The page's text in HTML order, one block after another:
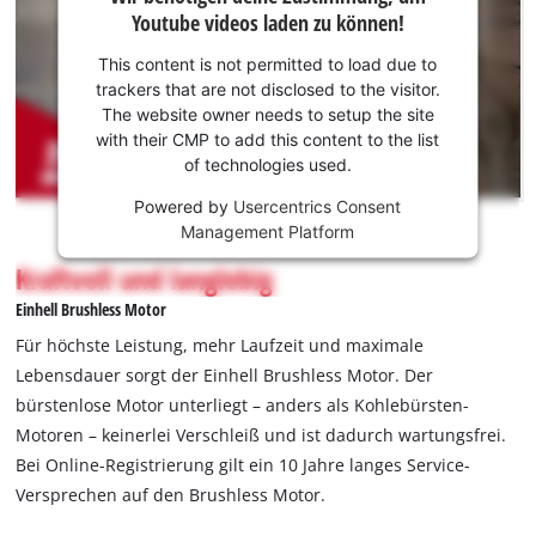
Zustimmung,
um Youtube
laden zu
können!
This
content
permitted
to
load
to
trackers
that
are
not
disclosed
Youtube videos laden zu können!
This content is not permitted to load due to
trackers that are not disclosed to the visitor.
The website owner needs to setup the site
with their CMP to add this content to the list
of technologies used.
Powered by Usercentrics Consent
Management Platform
Kraftvoll und langlebig
Einhell Brushless Motor
Für höchste Leistung, mehr Laufzeit und maximale
Lebensdauer sorgt der Einhell Brushless Motor. Der
bürstenlose Motor unterliegt – anders als Kohlebürsten-
Motoren – keinerlei Verschleiß und ist dadurch wartungsfrei.
Bei Online-Registrierung gilt ein 10 Jahre langes Service-
Versprechen auf den Brushless Motor.